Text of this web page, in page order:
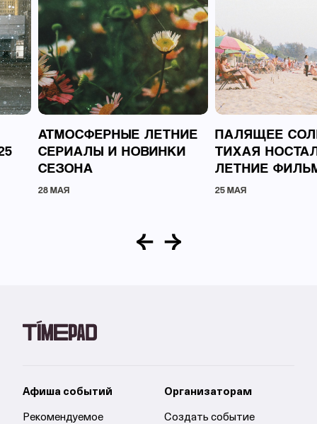
АТМОСФЕРНЫЕ ЛЕТНИЕ
СЕРИАЛЫ И НОВИНКИ
СЕЗОНА
28 МАЯ
ПАЛЯЩЕЕ
ТИХАЯ
ЛЕТНИЕ
25 МАЯ
Афиша событий
Рекомендуемое
Организаторам
Создать событие